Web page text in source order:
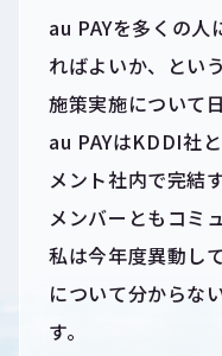
au PAYを多くの人
ればよいか、とい
施策実施について
au PAYはKDDI社
メント社内で完結
メンバーともコミ
私は今年度異動し
について分からな
す。